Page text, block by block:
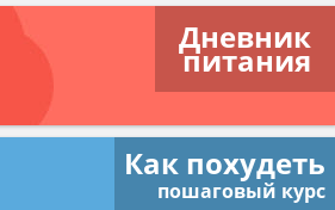
Дневник
питания
Как похудеть
пошаговый курс